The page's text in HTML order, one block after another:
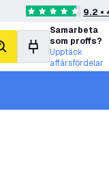
4.6 stjärnbetyg
9.2
sök
Samarbeta
som proffs?
Upptäck
affärsfördelar